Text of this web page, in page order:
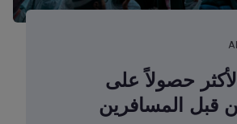
حصولاً على
قبل المسافرين